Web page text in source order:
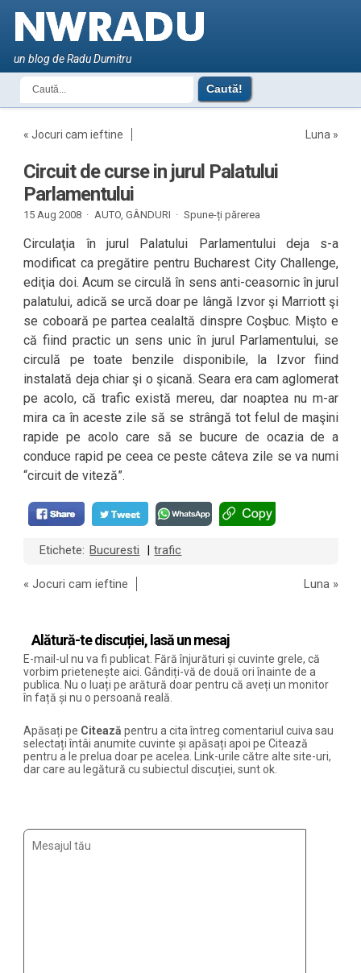
un blog de Radu Dumitru
«Jocuri cam ieftine Luna »
Circuit de curse in jurul Palatului
Parlamentului
15 Aug 2008 · AUTO,GÂNDURI · Spune-ți părerea
Circulaţia în jurul Palatului Parlamentului deja s-a
modificat ca pregătire pentru Bucharest City Challenge,
ediţia doi. Acum se circulă în sens anti-ceasornic în jurul
palatului, adică se urcă doar pe lângă Izvor şi Marriott şi
se coboară pe partea cealaltă dinspre Coşbuc. Mişto e
că fiind practic un sens unic în jurul Parlamentului, se
circulă pe toate benzile disponibile, la Izvor fiind
instalată deja chiar şi o şicană. Seara era cam aglomerat
pe acolo, că trafic există mereu, dar noaptea nu m-ar
mira ca în aceste zile să se strângă tot felul de maşini
rapide pe acolo care să se bucure de ocazia de a
conduce rapid pe ceea ce peste câteva zile se va numi
“circuit de viteză”.
Etichete: Bucuresti trafic
«Jocuri cam ieftine Luna »
Alătură-te discuției, lasă un mesaj
E-mail-ul nu va fi publicat. Fără înjurături și cuvinte grele, că
vorbim prietenește aici. Gândiți-vă de două ori înainte de a
publica. Nu o luați pe arătură doar pentru că aveți un monitor
în față și nu o persoană reală.
Apăsați pe Citează pentru a cita întreg comentariul cuiva sau
selectați întâi anumite cuvinte și apăsați apoi pe Citează
pentru a le prelua doar pe acelea. Link-urile către alte site-uri,
dar care au legătură cu subiectul discuției, sunt ok.